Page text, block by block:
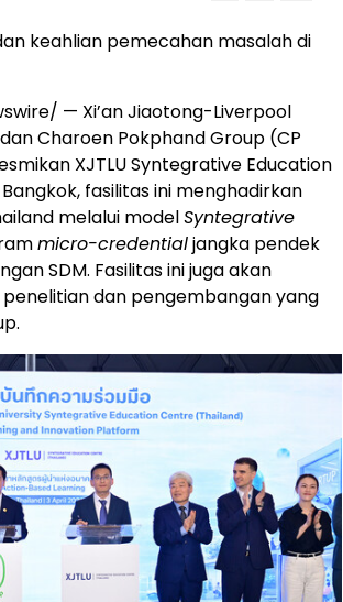
keahlian pemecahan masalah di
— Xi’an Jiaotong-Liverpool
Charoen Pokphand Group (CP
XJTLU Syntegrative Education
fasilitas ini menghadirkan
melalui modelSyntegrative
micro-credentialjangka pendek
SDM. Fasilitas ini juga akan
dan pengembangan yang